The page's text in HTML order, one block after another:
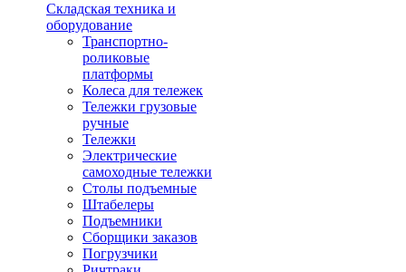
Складская техника и
оборудование
Транспортно-
роликовые
платформы
Колеса для тележек
Тележки грузовые
ручные
Тележки
Электрические
самоходные тележки
Столы подъемные
Штабелеры
Подъемники
Сборщики заказов
Погрузчики